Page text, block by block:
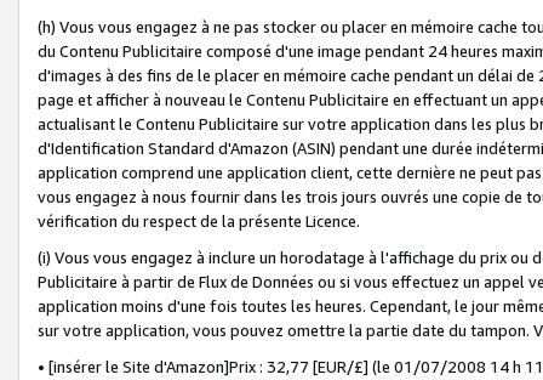
(h) Vous vous engagez à ne pas stocker ou placer en mémoire cache
du Contenu Publicitaire composé d'une image pendant 24 heures
d'images à des fins de le placer en mémoire cache pendant un délai
page et afficher à nouveau le Contenu Publicitaire en effectuant un
actualisant le Contenu Publicitaire sur votre application dans les plus
d'Identification Standard d'Amazon (ASIN) pendant une durée
application comprend une application client, cette dernière ne peut
vous engagez à nous fournir dans les trois jours ouvrés une copie de
vérification du respect de la présente Licence.
(i) Vous vous engagez à inclure un horodatage à l'affichage du prix
Publicitaire à partir de Flux de Données ou si vous effectuez un appel
application moins d'une fois toutes les heures. Cependant, le jour
sur votre application, vous pouvez omettre la partie date du tampon.
• [insérer le Site d'Amazon]Prix : 32,77 [EUR/£] (le 01/07/2008 14 h